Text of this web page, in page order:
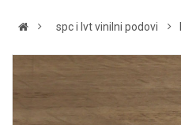
spc i lvt vinilni podovi